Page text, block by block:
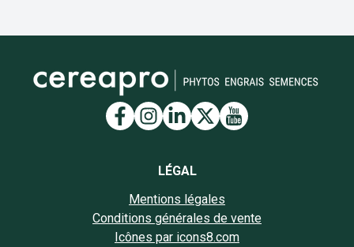
Lien vers la page
Lien vers la page
Lien vers la page
Lien vers la
Lien vers la
LÉGAL
Mentions légales
Conditions générales de vente
Icônes par icons8.com